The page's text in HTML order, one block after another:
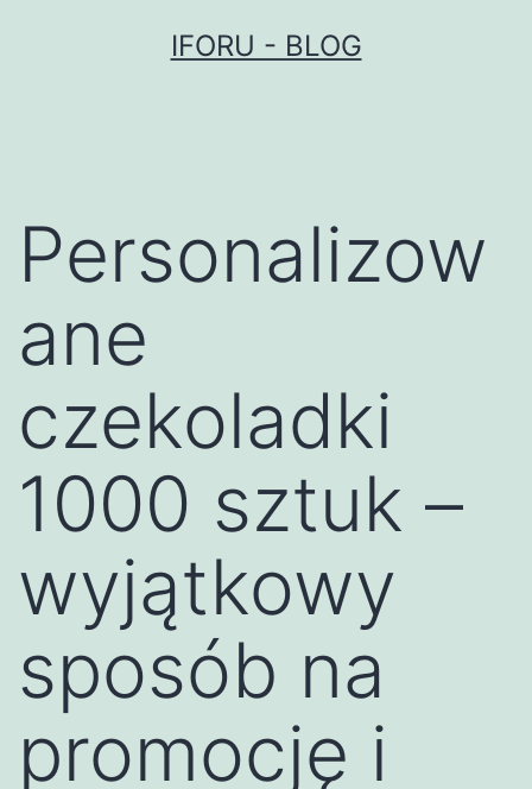
IFORU - BLOG
Personalizow
ane
czekoladki
1000 sztuk –
wyjątkowy
sposób na
promocję i